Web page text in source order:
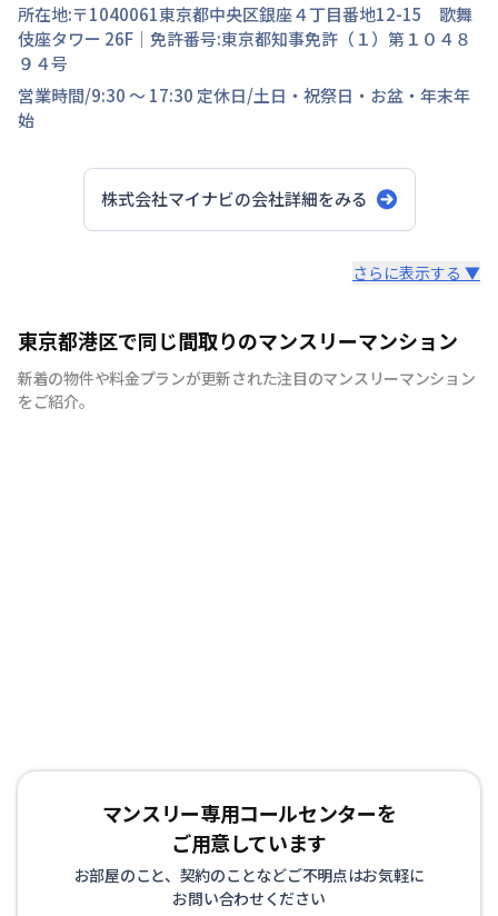
所在地:〒1040061東京都中央区銀座４丁目番地12-15 歌舞
伎座タワー 26F ｜免許番号:東京都知事免許（１）第１０４８
９４号
営業時間/9:30 ～ 17:30 定休日/土日・祝祭日・お盆・年末年
始
株式会社マイナビの会社詳細をみる
快適で安心な住まいをご提供。入居者様の住み心地と健康
を考え、専門部隊がお部屋を厳選！入居者満足度97％！
さらに表示する ▼
東京都港区で同じ間取りのマンスリーマンション
新着の物件や料金プランが更新された注目のマンスリーマンション
をご紹介。
マンスリー専用コールセンターを
ご用意しています
お部屋のこと、契約のことなどご不明点はお気軽に
お問い合わせください